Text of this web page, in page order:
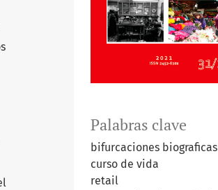
Palabras clave
bifurcaciones biograficas
curso de vida
retail